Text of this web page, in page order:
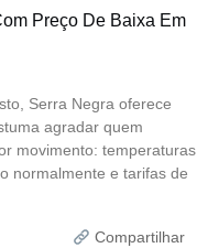
Preço De Baixa Em
Serra Negra oferece
agradar quem
movimento: temperaturas
normalmente e tarifas de
Compartilhar